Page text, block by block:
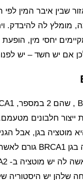
שבין איבר המין
יחסי מין,
אם יש חשד – יש
ייצור חלבונים